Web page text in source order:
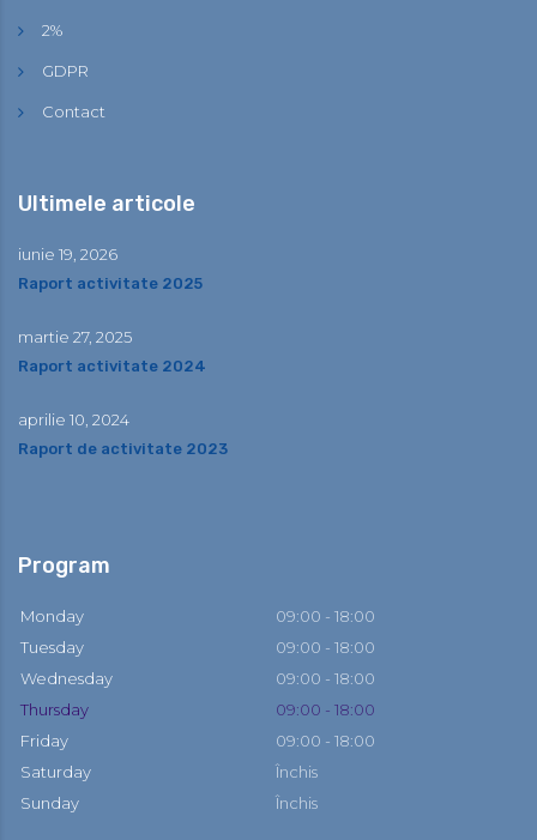
2%
GDPR
Contact
Ultimele articole
Raport activitate 2025
iunie 19, 2026
Raport activitate 2024
martie 27, 2025
Raport de activitate 2023
aprilie 10, 2024
Program
Monday
09:00 - 18:00
Tuesday
09:00 - 18:00
Wednesday
09:00 - 18:00
Thursday
09:00 - 18:00
Friday
09:00 - 18:00
Saturday
Închis
Sunday
Închis